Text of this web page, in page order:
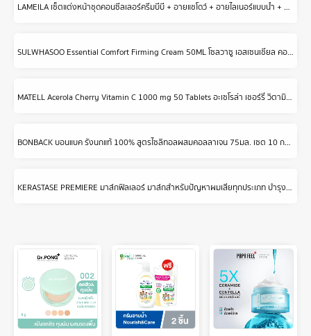
LAMEILA เซ็ตแต่งหน้าชุดคอนซีลเลอร์ครีมบีบี + อายแชโดว์ + อายไลเนอร์แบบน้ำ + มาสคาร่า + ลิปสติกเนื้อแมท + Kuas Rias 6ชิ้น
SULWHASOO Essential Comfort Firming Cream 50ML โซลวาซู เอสเซนเชียล คอมฟอร์ม เฟิมมิ่ง ครีม กระชับผิวหน้า เนื้อครีมกึ่งเจล เติมความชุ่มชื้นล้ำลึก
MATELL Acerola Cherry Vitamin C 1000 mg 50 Tablets อะเซโรล่า เชอร์รี่ วิตามินซี 1000 มก 50 เม็ด
BONBACK บอนแบค รังนกแท้ 100% สูตรไซลิทอลผสมคอลลาเจน 75มล. เซต 10 กล่อง (3ขวด/กล่อง) รวม 30 ขวด
KERASTASE PREMIERE มาส์กฟิลเลอร์ มาส์กสำหรับปัญหาผมเสียทุกประเภท บำรุงผมที่เสียล้ำลึก พร้อมเชื่อมแกนเคราติน ให้กลับมาแข็งแรง 200มล. REPAIRING MASK THAT PROTECTS AGAINST BREAKAGE FOR ALL TYPES OF DAMAGED HAIR 200ML (เคเรสตาส,ผมเสีย,ผมสวย,ผมแข็งแรง)